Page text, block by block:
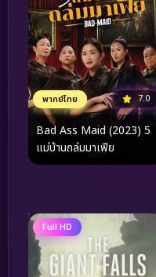
พากย์ไทย 7.0
Bad Ass Maid (2023) 5
แม่บ้านถล่มมาเฟีย
Full HD